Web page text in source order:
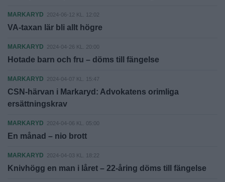
MARKARYD 2024-06-12 KL. 12:02
VA-taxan lär bli allt högre
MARKARYD 2024-04-26 KL. 20:00
Hotade barn och fru – döms till fängelse
MARKARYD 2024-04-07 KL. 15:47
CSN-härvan i Markaryd: Advokatens orimliga
ersättningskrav
MARKARYD 2024-04-06 KL. 05:00
En månad – nio brott
MARKARYD 2024-04-03 KL. 18:22
Knivhögg en man i låret – 22-åring döms till fängelse